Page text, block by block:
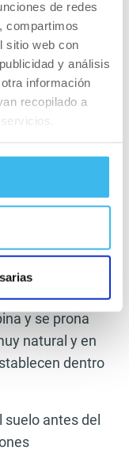
de redes
compartimos
sitio web con
y análisis
información
recopilado a
es
pies tienden a
poniendo
tobillo.
y, por lo tanto,
ya abarca
y se prona
natural y en
dentro
antes del